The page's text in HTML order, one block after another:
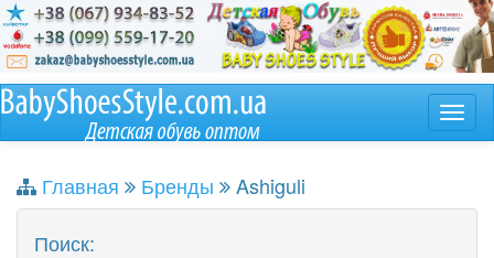
Главная Бренды
Ashiguli
Поиск: